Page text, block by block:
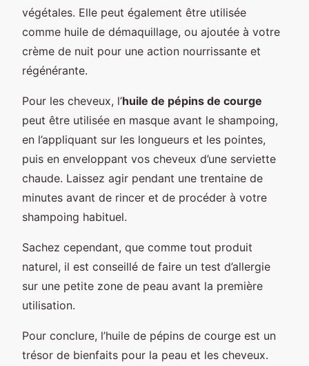
végétales. Elle peut également être utilisée
comme huile de démaquillage, ou ajoutée à votre
crème de nuit pour une action nourrissante et
régénérante.
Pour les cheveux, l’huile de pépins de courge
peut être utilisée en masque avant le shampoing,
en l’appliquant sur les longueurs et les pointes,
puis en enveloppant vos cheveux d’une serviette
chaude. Laissez agir pendant une trentaine de
minutes avant de rincer et de procéder à votre
shampoing habituel.
Sachez cependant, que comme tout produit
naturel, il est conseillé de faire un test d’allergie
sur une petite zone de peau avant la première
utilisation.
Pour conclure, l’huile de pépins de courge est un
trésor de bienfaits pour la peau et les cheveux.